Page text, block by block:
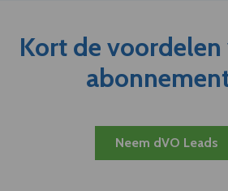
Kort de voordelen
Neem dVO Leads